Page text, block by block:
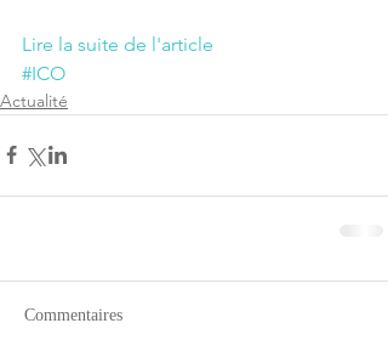
Lire la suite de l'article
#ICO
Actualité
Commentaires